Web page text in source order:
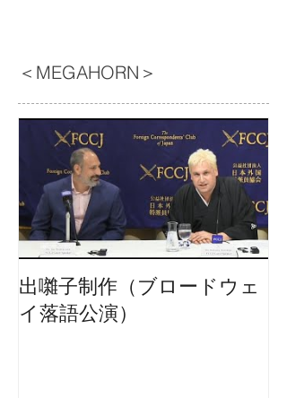
＜MEGAHORN＞
出囃子制作（ブロードウェ
イ落語公演）